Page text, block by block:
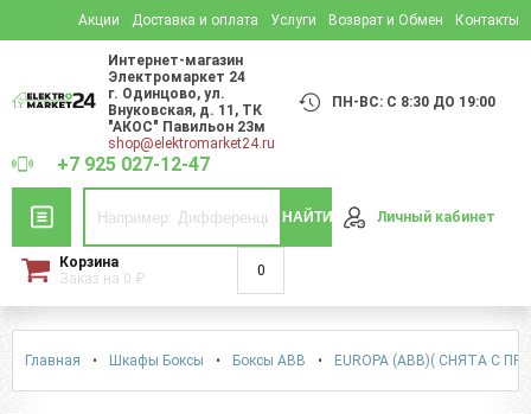
Акции Доставка и оплата Услуги Возврат и Обмен Контакты
Интернет-магазин
Электромаркет 24
г. Одинцово,ул.
Внуковская, д. 11 , ТК
"АКОС" Павильон 23м
shop@elektromarket24.ru
ПН-ВС: С 8:30 ДО 19:00
+7 925 027-12-47
НАЙТИ Личный кабинет
Корзина
Заказ на 0 ₽ 0
Главная • Шкафы Боксы • Боксы АВВ • EUROPA (ABB)( СНЯТА С